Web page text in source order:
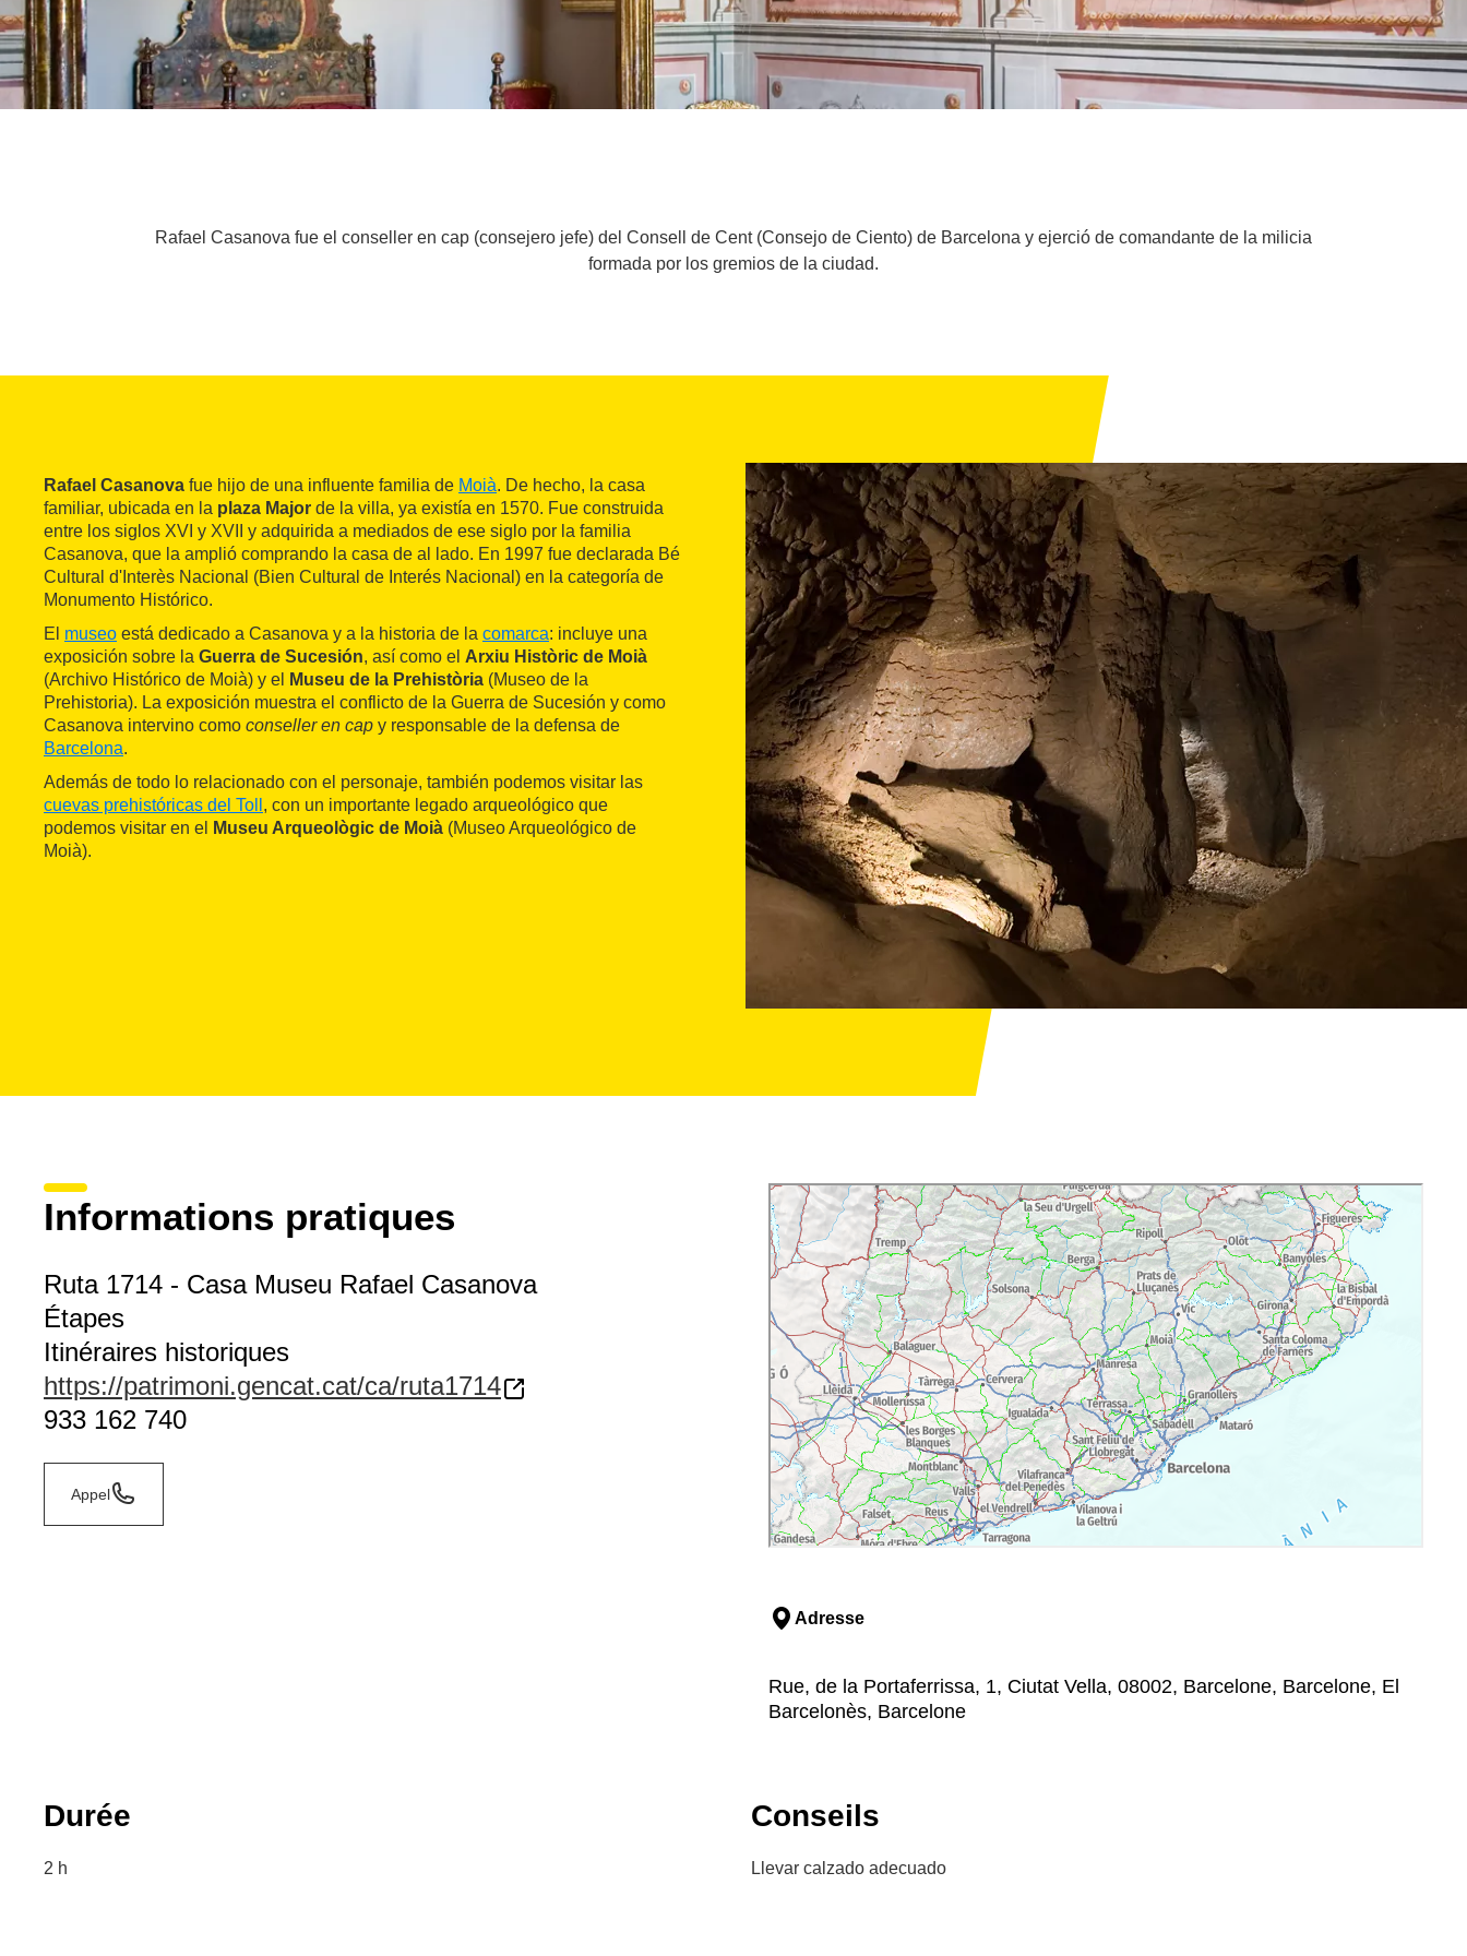
Rafael Casanova fue el conseller en cap (consejero jefe) del Consell de Cent (Consejo de Ciento) de Barcelona y ejerció de comandante de la milicia
formada por los gremios de la ciudad.
Rafael Casanova fue hijo de una influente familia de Moià. De hecho, la casa
familiar, ubicada en la plaza Major de la villa, ya existía en 1570. Fue construida
entre los siglos XVI y XVII y adquirida a mediados de ese siglo por la familia
Casanova, que la amplió comprando la casa de al lado. En 1997 fue declarada Bé
Cultural d'Interès Nacional (Bien Cultural de Interés Nacional) en la categoría de
Monumento Histórico.
El museo está dedicado a Casanova y a la historia de la comarca: incluye una
exposición sobre la Guerra de Sucesión, así como el Arxiu Històric de Moià
(Archivo Histórico de Moià) y el
Museu de la Prehistòria (Museo de la
Prehistoria). La exposición muestra el conflicto de la Guerra de Sucesión y como
Casanova intervino como conseller en cap y responsable de la defensa de
Barcelona.
Además de todo lo relacionado con el personaje, también podemos visitar las
cuevas prehistóricas del Toll , con un importante legado arqueológico que
podemos visitar en el
Museu Arqueològic de Moià (Museo Arqueológico de
Moià).
Informations pratiques
Ruta 1714 - Casa Museu Rafael Casanova
Étapes
Itinéraires historiques
https://patrimoni.gencat.cat/ca/ruta1714
933 162 740
Appel
Adresse
Rue, de la Portaferrissa, 1, Ciutat Vella, 08002, Barcelone, Barcelone, El
Barcelonès, Barcelone
Durée
2 h
Conseils
Llevar calzado adecuado